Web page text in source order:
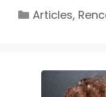
Catégories
Articles,